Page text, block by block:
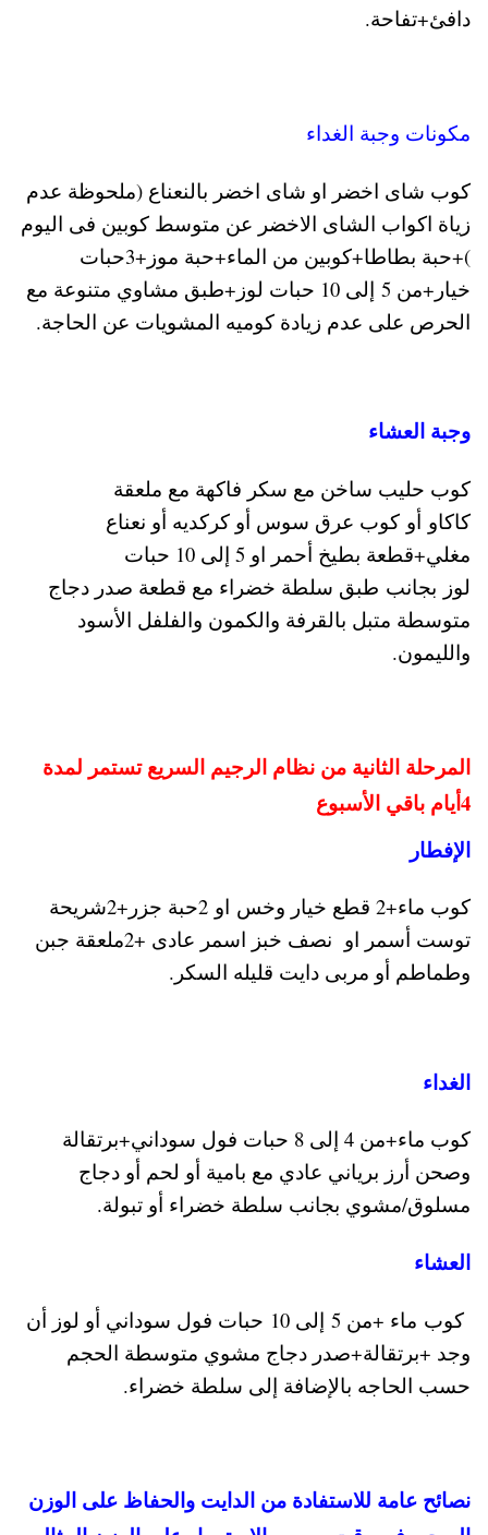
دافئ+تفاحة.
مكونات وجبة الغداء
كوب شاى اخضر او شاى اخضر بالنعناع (ملحوظة عدم
زياة اكواب الشاى الاخضر عن متوسط كوبين فى اليوم
)+حبة بطاطا+كوبين من الماء+حبة موز+3حبات
خيار+من 5 إلى 10 حبات لوز+طبق مشاوي متنوعة مع
الحرص على عدم زيادة كوميه المشويات عن الحاجة.
وجبة العشاء
كوب حليب ساخن مع سكر فاكهة مع ملعقة
كاكاو أو كوب عرق سوس أو كركديه أو نعناع
مغلي+قطعة بطيخ أحمر او 5 إلى 10 حبات
لوز بجانب طبق سلطة خضراء مع قطعة صدر دجاج
متوسطة متبل بالقرفة والكمون والفلفل الأسود
والليمون.
المرحلة الثانية من نظام الرجيم السريع تستمر لمدة
4أيام باقي الأسبوع
الإفطار
كوب ماء+2 قطع خيار وخس او 2حبة جزر+2شريحة
توست أسمر او نصف خبز اسمر عادى +2ملعقة جبن
وطماطم أو مربى دايت قليله السكر.
الغداء
كوب ماء+من 4 إلى 8 حبات فول سوداني+برتقالة
وصحن أرز برياني عادي مع بامية أو لحم أو دجاج
مسلوق/مشوي بجانب سلطة خضراء أو تبولة.
العشاء
كوب ماء +من 5 إلى 10 حبات فول سوداني أو لوز أن
وجد +برتقالة+صدر دجاج مشوي متوسطة الحجم
حسب الحاجه بالإضافة إلى سلطة خضراء.
نصائح عامة للاستفادة من الدايت والحفاظ على الوزن